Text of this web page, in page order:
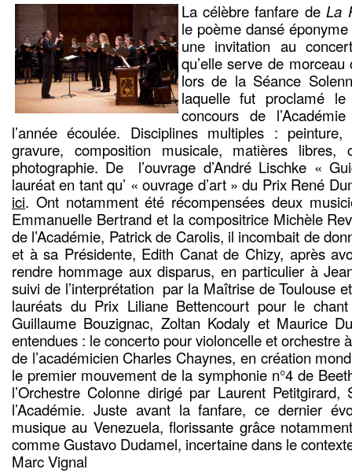
La célèbre fanfare deLa
le poème dansé
une invitation au
qu’elle serve de
lors de la Séance
laquelle fut proclamé
concours de
l’année écoulée. Disciplines multiples : peinture,
gravure, composition musicale, matières libres,
photographie. De l’ouvrage d’André Lischke «
lauréat en tant qu’ « ouvrage d’art » du Prix René
ici. Ont notamment été récompensées deux
Emmanuelle Bertrand et la compositrice Michèle
de l’Académie, Patrick de Carolis, il incombait de
et à sa Présidente, Edith Canat de Chizy, après
rendre hommage aux disparus, en particulier à
suivi de l’interprétation par la Maîtrise de Toulouse
lauréats du Prix Liliane Bettencourt pour le
Guillaume Bouzignac, Zoltan Kodaly et Maurice
entendues : le concerto pour violoncelle et orchestre
de l’académicien Charles Chaynes, en création
le premier mouvement de la symphonie n°4 de
l’Orchestre Colonne dirigé par Laurent Petitgirard,
l’Académie. Juste avant la fanfare, ce dernier
musique au Venezuela, florissante grâce
comme Gustavo Dudamel, incertaine dans le
Marc Vignal